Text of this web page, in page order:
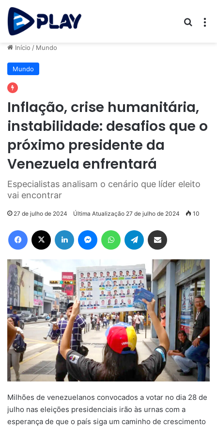
Início / Mundo
Mundo
Inflação, crise humanitária,
instabilidade: desafios que o
próximo presidente da
Venezuela enfrentará
Especialistas analisam o cenário que líder eleito
vai encontrar
27 de julho de 2024 Última Atualização 27 de julho de 2024 10
Facebook Linkedin MessengerWhatsAppTelegram
Milhões de venezuelanos convocados a votar no dia 28 de
julho nas eleições presidenciais irão às urnas com a
esperança de que o país siga um caminho de crescimento